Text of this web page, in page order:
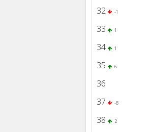
32
-1
33
1
34
1
35
6
36
37
-8
38
2